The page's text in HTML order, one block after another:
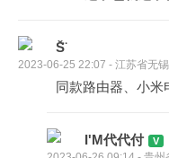
S̆̈
2023-06-25 22:07 - 江苏省无
同款路由器、小
I'M代代付